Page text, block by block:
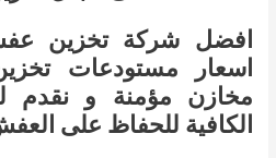
افضل شركة تخزين
اسعار مستودعات
مخازن مؤمنة و نقدم
الكافية للحفاظ على